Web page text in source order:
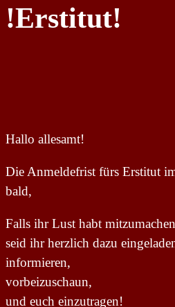
!Erstitut!
Hallo allesamt!
Die Anmeldefrist fürs Erstitut
bald,
Falls ihr Lust habt
seid ihr herzlich dazu
informieren,
vorbeizuschaun,
und euch einzutragen!